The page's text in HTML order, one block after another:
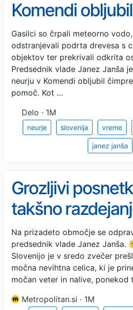
Komendi obljubil
čimprejšnjo
pomoč
Gasilci so črpali meteorno vodo,
odstranjevali podrta drevesa s
objektov ter prekrivali odkrita
Predsednik vlade Janez Janša
neurju v Komendi obljubil
pomoč. Kot …
Delo · 1M
neurje slovenija vreme
janez janša
Grozljivi
takšno
besnenje
naredilo v
(VIDEO)
Na prizadeto območje se
predsednik vlade Janez Janša.
Slovenijo je v sredo zvečer
močna nevihtna celica, ki je
močan veter in nalive,
Metropolitan.si · 1M